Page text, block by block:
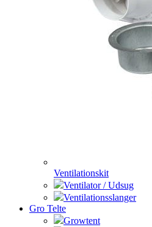
Ventilationskit
Ventilator / Udsug
Ventilationsslanger
Gro Telte
Growtent